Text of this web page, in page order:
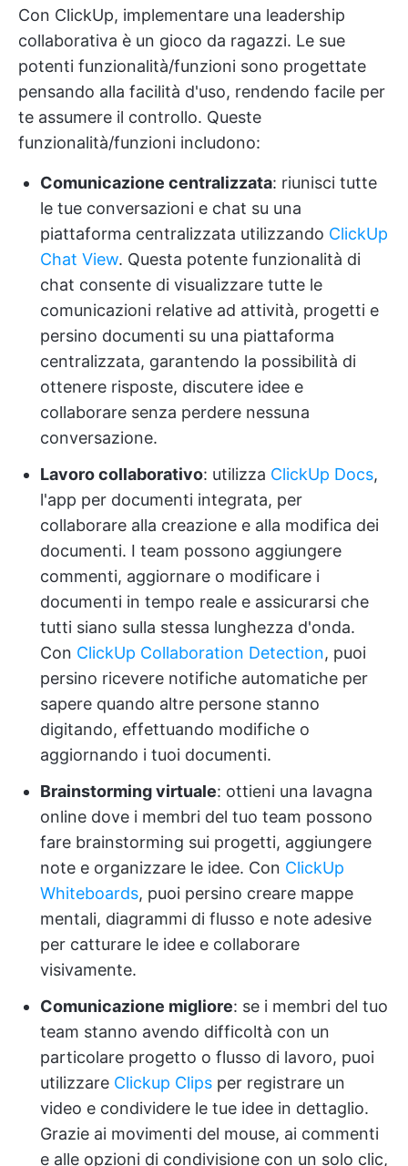
Con ClickUp, implementare una leadership
collaborativa è un gioco da ragazzi. Le sue
potenti funzionalità/funzioni sono progettate
pensando alla facilità d'uso, rendendo facile per
te assumere il controllo. Queste
funzionalità/funzioni includono:
Comunicazione centralizzata: riunisci tutte
le tue conversazioni e chat su una
piattaforma centralizzata utilizzando ClickUp
Chat View. Questa potente funzionalità di
chat consente di visualizzare tutte le
comunicazioni relative ad attività, progetti e
persino documenti su una piattaforma
centralizzata, garantendo la possibilità di
ottenere risposte, discutere idee e
collaborare senza perdere nessuna
conversazione.
Lavoro collaborativo: utilizza ClickUp Docs,
l'app per documenti integrata, per
collaborare alla creazione e alla modifica dei
documenti. I team possono aggiungere
commenti, aggiornare o modificare i
documenti in tempo reale e assicurarsi che
tutti siano sulla stessa lunghezza d'onda.
Con ClickUp Collaboration Detection, puoi
persino ricevere notifiche automatiche per
sapere quando altre persone stanno
digitando, effettuando modifiche o
aggiornando i tuoi documenti.
Brainstorming virtuale: ottieni una lavagna
online dove i membri del tuo team possono
fare brainstorming sui progetti, aggiungere
note e organizzare le idee. Con ClickUp
Whiteboards, puoi persino creare mappe
mentali, diagrammi di flusso e note adesive
per catturare le idee e collaborare
visivamente.
Comunicazione migliore: se i membri del tuo
team stanno avendo difficoltà con un
particolare progetto o flusso di lavoro, puoi
utilizzare Clickup Clips per registrare un
video e condividere le tue idee in dettaglio.
Grazie ai movimenti del mouse, ai commenti
e alle opzioni di condivisione con un solo clic,